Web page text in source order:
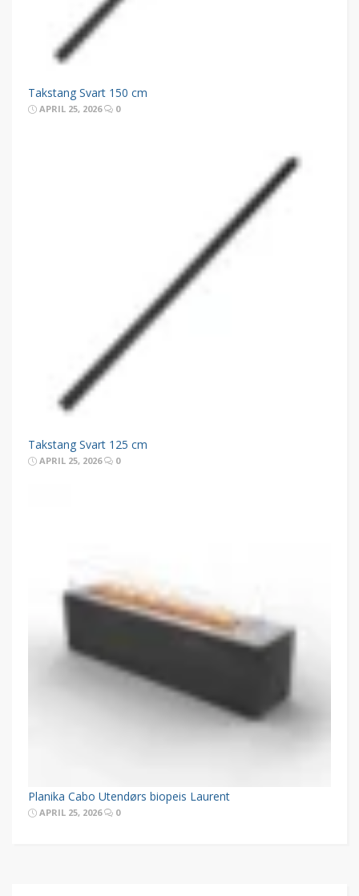
Takstang Svart 150 cm
APRIL 25, 2026 0
Takstang Svart 125 cm
APRIL 25, 2026 0
Planika Cabo Utendørs biopeis Laurent
APRIL 25, 2026 0